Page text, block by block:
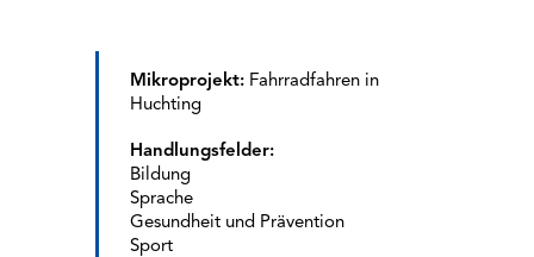
Mikroprojekt: Fahrradfahren in
Huchting
Handlungsfelder:
Bildung
Sprache
Gesundheit und Prävention
Sport